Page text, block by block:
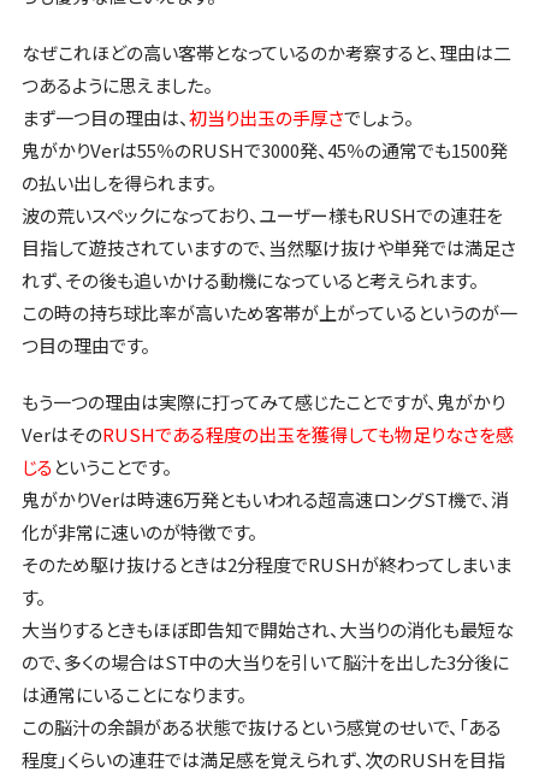
なぜこれほどの高い客帯となっているのか考察すると、理由は二
つあるように思えました。
まず一つ目の理由は、初当り出玉の手厚さでしょう。
鬼がかりVerは55％のRUSHで3000発、45％の通常でも1500発
の払い出しを得られます。
波の荒いスペックになっており、ユーザー様もRUSHでの連荘を
目指して遊技されていますので、当然駆け抜けや単発では満足さ
れず、その後も追いかける動機になっていると考えられます。
この時の持ち球比率が高いため客帯が上がっているというのが一
つ目の理由です。
もう一つの理由は実際に打ってみて感じたことですが、鬼がかり
VerはそのRUSHである程度の出玉を獲得しても物足りなさを感
じるということです。
鬼がかりVerは時速6万発ともいわれる超高速ロングST機で、消
化が非常に速いのが特徴です。
そのため駆け抜けるときは2分程度でRUSHが終わってしまいま
す。
大当りするときもほぼ即告知で開始され、大当りの消化も最短な
ので、多くの場合はST中の大当りを引いて脳汁を出した3分後に
は通常にいることになります。
この脳汁の余韻がある状態で抜けるという感覚のせいで、「ある
程度」くらいの連荘では満足感を覚えられず、次のRUSHを目指